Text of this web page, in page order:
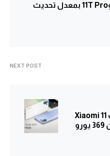
Xiaomi 11T و11T Pro بمعدل تحديث
NEXT POST
شاومي تكشف عن هاتف Xiaomi 11